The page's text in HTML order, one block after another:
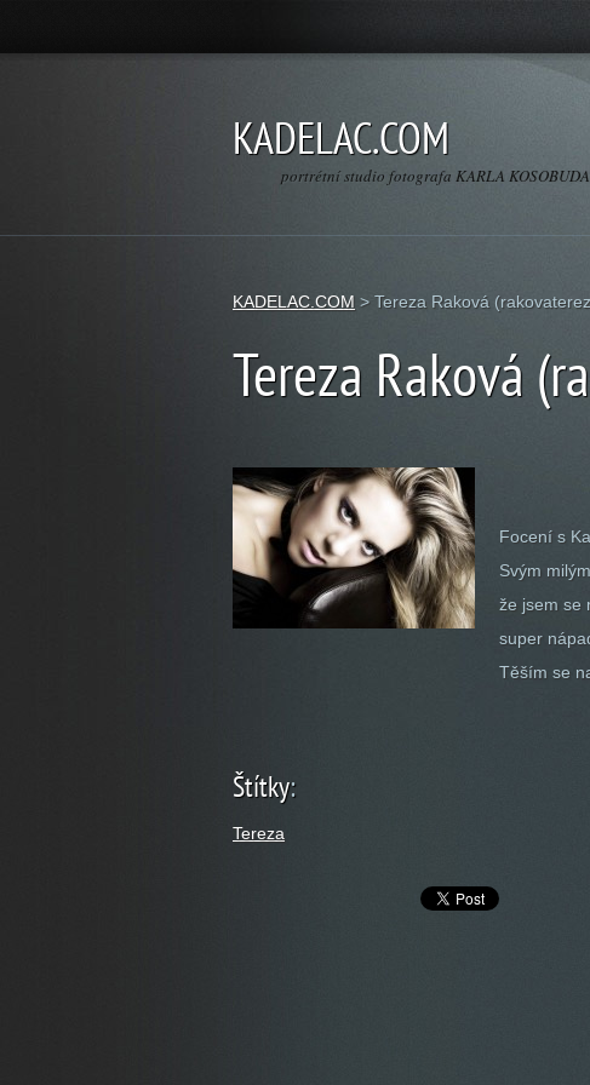
KADELAC.COM
portrétní studio fotografa KARLA KOSOBUDA
KADELAC.COM > Tereza Raková
Tereza Raková
Focení s
Svým
že jsem se
super
Těším se
Štítky:
Tereza